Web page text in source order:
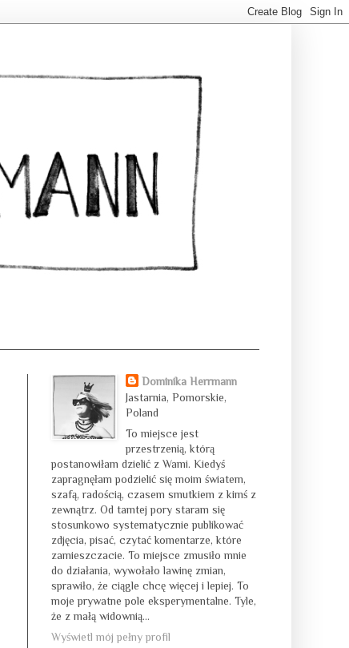
Dominika Herrmann
Jastarnia, Pomorskie,
Poland
To miejsce jest
przestrzenią, którą
postanowiłam dzielić z Wami. Kiedyś
zapragnęłam podzielić się moim światem,
szafą, radością, czasem smutkiem z kimś z
zewnątrz. Od tamtej pory staram się
stosunkowo systematycznie publikować
zdjęcia, pisać, czytać komentarze, które
zamieszczacie. To miejsce zmusiło mnie
do działania, wywołało lawinę zmian,
sprawiło, że ciągle chcę więcej i lepiej. To
moje prywatne pole eksperymentalne. Tyle,
że z małą widownią...
Wyświetl mój pełny profil